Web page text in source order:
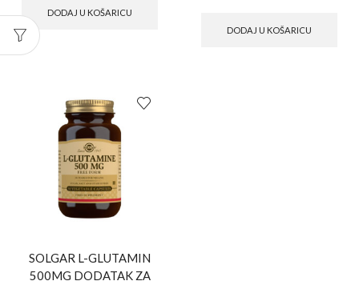
DODAJ U KOŠARICU
DODAJ U KOŠARICU
SOLGAR L-GLUTAMIN
500MG DODATAK ZA